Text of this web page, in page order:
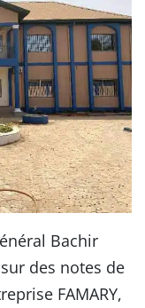
Bachir
des notes de
FAMARY,